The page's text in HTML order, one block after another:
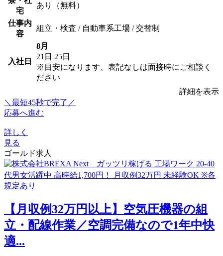
宅
あり（無料）
仕事内
容
組立・検査 / 自動車系工場 / 交替制
入社日
8月
21日 25日
※目安になります、表記なしは面接時にご相談く
ださい
詳細を表示
＼最短45秒で完了／
応募へ進む
詳しく
見る
ゴールド求人
【月収例32万円以上】空気圧機器の組
立・配線作業／空調完備なので1年中快
適...